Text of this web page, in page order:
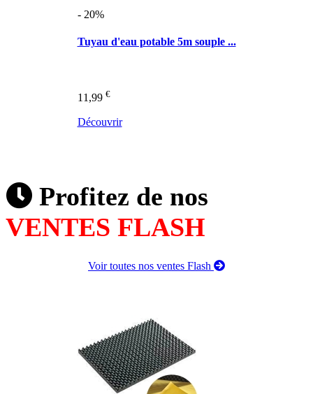
- 20%
Tuyau d'eau potable 5m souple ...
11,99 €
Découvrir
Profitez de nos
VENTES FLASH
Voir toutes nos ventes Flash